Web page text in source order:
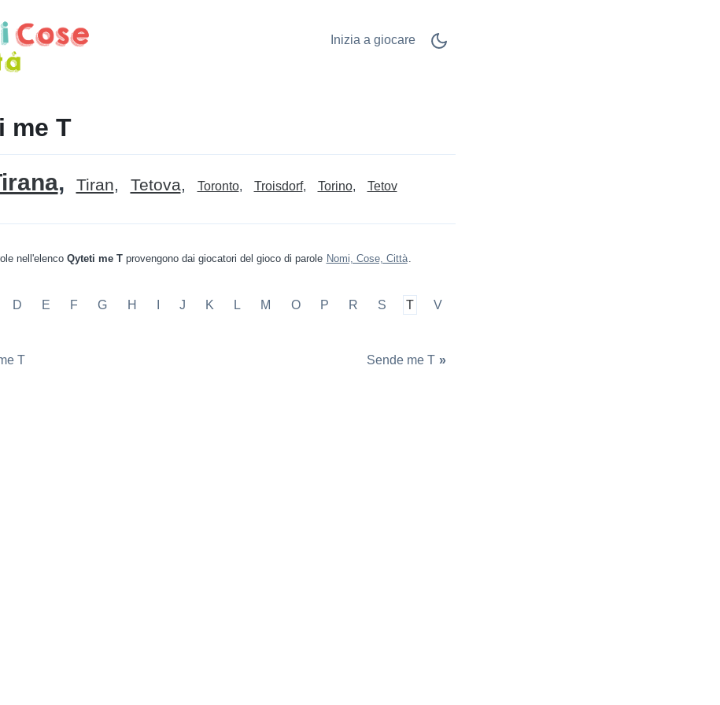
Inizia a giocare
me T
Tiran Tetova Toronto Troisdorf Torino Tetov
nell'elenco Qyteti me Tprovengono dai giocatori del gioco di parole Nomi, Cose, Città.
D E F G H J K L M O P R S T V
T Sende me T »